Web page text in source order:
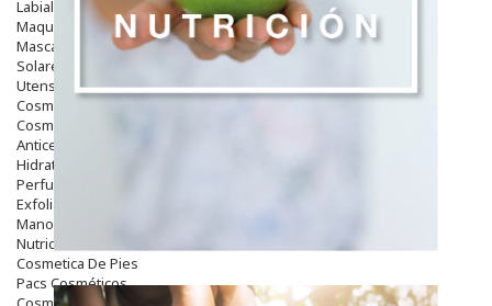
Labiales
Maquillajes Y Color
Mascarillas
Solares
Utensilios
Cosmética Capilar
Cosmética Corporal
Anticelulíticos
Hidratantes Corporales
Perfumes Y Colonias
Exfoliantes Corporales
Manos Y Uñas
Nutricosmética
Cosmetica De Pies
Pacs Cosméticos